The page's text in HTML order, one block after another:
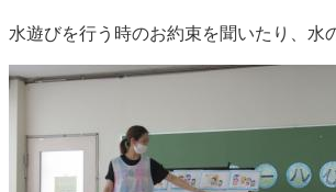
水遊びを行う時のお約束を聞いたり、水